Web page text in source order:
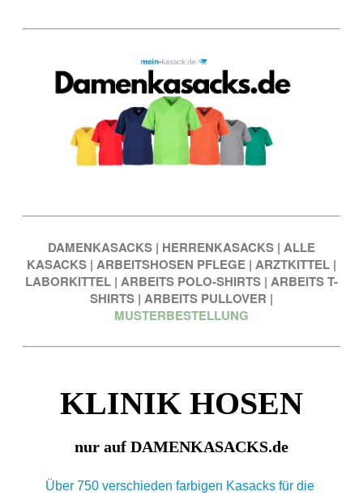
DAMENKASACKS | HERRENKASACKS | ALLE
KASACKS | ARBEITSHOSEN PFLEGE | ARZTKITTEL |
LABORKITTEL | ARBEITS POLO-SHIRTS | ARBEITS T-
SHIRTS | ARBEITS PULLOVER |
MUSTERBESTELLUNG
KLINIK HOSEN
nur auf DAMENKASACKS.de
Über 750 verschieden farbigen Kasacks für die